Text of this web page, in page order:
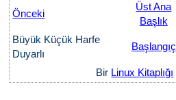
Önceki
Üst Ana
Başlık
Büyük Küçük Harfe
Duyarlı
Başlangıç
Bir Linux Kitaplığı